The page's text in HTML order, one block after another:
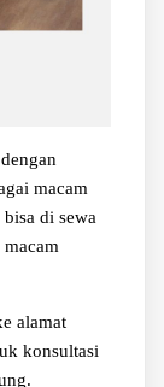
macam
di sewa
alamat
konsultasi